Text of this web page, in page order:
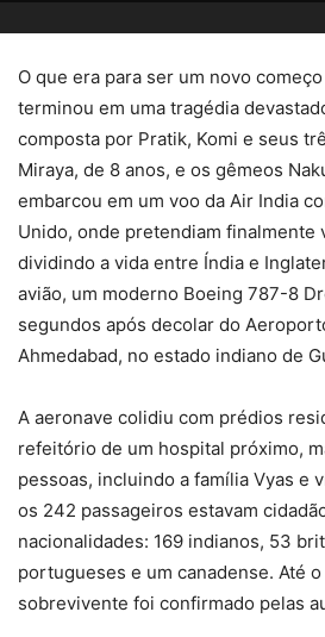
O que era para ser um novo
terminou em uma tragédia
composta por Pratik, Komi e seus
Miraya, de 8 anos, e os gêmeos
embarcou em um voo da Air India
Unido, onde pretendiam finalmente
dividindo a vida entre Índia e
avião, um moderno Boeing 787-8
segundos após decolar do
Ahmedabad, no estado indiano de
A aeronave colidiu com prédios
refeitório de um hospital próximo,
pessoas, incluindo a família Vyas e
os 242 passageiros estavam
nacionalidades: 169 indianos, 53
portugueses e um canadense. Até
sobrevivente foi confirmado pelas